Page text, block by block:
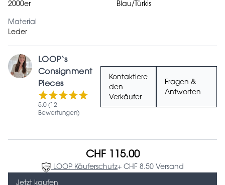
2000er
Blau/Türkis
Material
Leder
LOOP‘s
Consignment
Pieces
5.0 (12
Bewertungen)
Kontaktiere
den
Verkäufer
Fragen &
Antworten
CHF 115.00
LOOP Käuferschutz+ CHF 8.50 Versand
Jetzt kaufen